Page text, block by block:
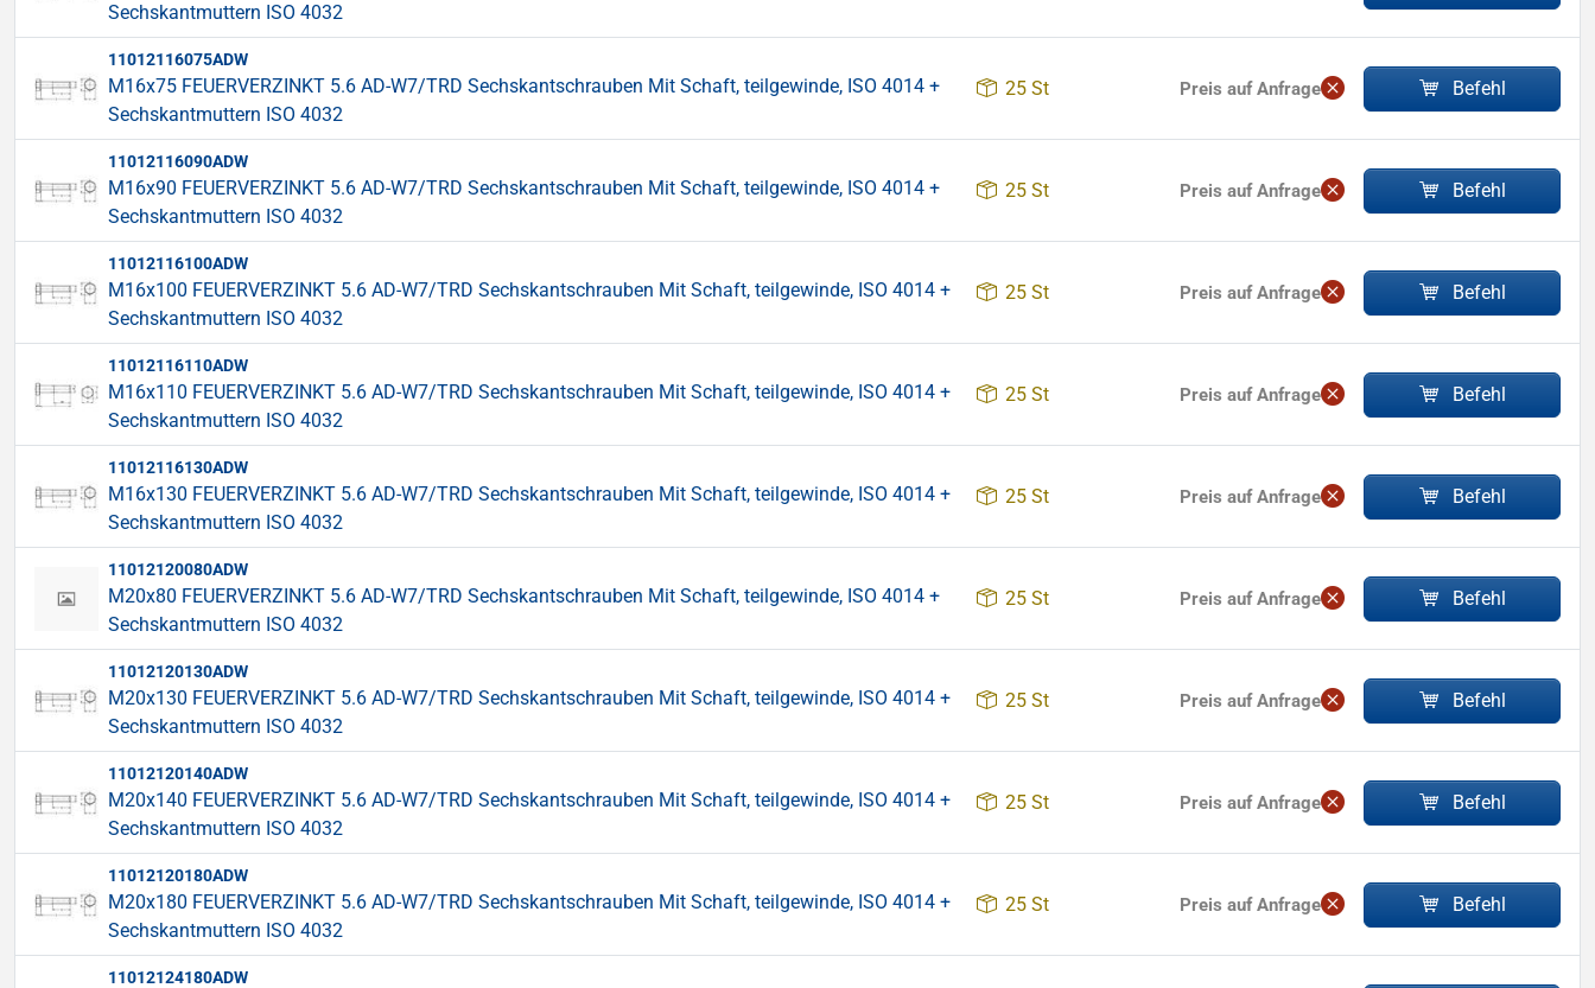
Sechskantmuttern ISO 4032
11012116075ADW
M16x75 FEUERVERZINKT 5.6 AD-W7/TRD Sechskantschrauben Mit Schaft, teilgewinde, ISO 4014 +
Sechskantmuttern ISO 4032
25 St Preis auf Anfrage Befehl
11012116090ADW
M16x90 FEUERVERZINKT 5.6 AD-W7/TRD Sechskantschrauben Mit Schaft, teilgewinde, ISO 4014 +
Sechskantmuttern ISO 4032
25 St Preis auf Anfrage Befehl
11012116100ADW
M16x100 FEUERVERZINKT 5.6 AD-W7/TRD Sechskantschrauben Mit Schaft, teilgewinde, ISO 4014 +
Sechskantmuttern ISO 4032
25 St Preis auf Anfrage Befehl
11012116110ADW
M16x110 FEUERVERZINKT 5.6 AD-W7/TRD Sechskantschrauben Mit Schaft, teilgewinde, ISO 4014 +
Sechskantmuttern ISO 4032
25 St Preis auf Anfrage Befehl
11012116130ADW
M16x130 FEUERVERZINKT 5.6 AD-W7/TRD Sechskantschrauben Mit Schaft, teilgewinde, ISO 4014 +
Sechskantmuttern ISO 4032
25 St Preis auf Anfrage Befehl
11012120080ADW
M20x80 FEUERVERZINKT 5.6 AD-W7/TRD Sechskantschrauben Mit Schaft, teilgewinde, ISO 4014 +
Sechskantmuttern ISO 4032
25 St Preis auf Anfrage Befehl
11012120130ADW
M20x130 FEUERVERZINKT 5.6 AD-W7/TRD Sechskantschrauben Mit Schaft, teilgewinde, ISO 4014 +
Sechskantmuttern ISO 4032
25 St Preis auf Anfrage Befehl
11012120140ADW
M20x140 FEUERVERZINKT 5.6 AD-W7/TRD Sechskantschrauben Mit Schaft, teilgewinde, ISO 4014 +
Sechskantmuttern ISO 4032
25 St Preis auf Anfrage Befehl
11012120180ADW
M20x180 FEUERVERZINKT 5.6 AD-W7/TRD Sechskantschrauben Mit Schaft, teilgewinde, ISO 4014 +
Sechskantmuttern ISO 4032
25 St Preis auf Anfrage Befehl
11012124180ADW